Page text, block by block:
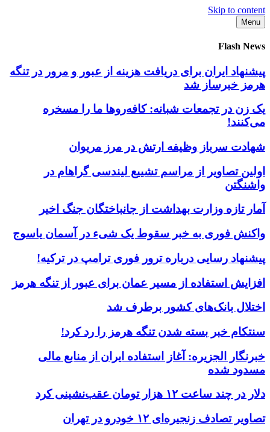
Skip to content
Menu
Flash News
پیشنهاد ایران برای دریافت هزینه از عبور و مرور در تنگه
هرمز خبرساز شد
یک زن در تجمعات شبانه: کافه‌روها ما را مسخره
می‌کنند!
شهادت سرباز وظیفه ارتش در مرز مریوان
اولین تصاویر از مراسم تشییع لیندسی گراهام در
واشنگتن
آمار تازه وزارت بهداشت از جانباختگان جنگ اخیر
واکنش فوری به خبر سقوط یک شیء در آسمان یاسوج
پیشنهاد رسایی درباره ترور فوری ترامپ در ترکیه!
افزایش استفاده از مسیر عمان برای عبور از تنگه هرمز
اختلال بانک‌های کشور برطرف شد
سنتکام خبر بسته شدن تنگه هرمز را رد کرد!
خبرنگار الجزیره: آغاز استفاده ایران از منابع مالی
مسدود شده
دلار در چند ساعت ۱۲ هزار تومان عقب‌نشینی کرد
تصاویر تصادف زنجیره‌ای ۱۲ خودرو در تهران